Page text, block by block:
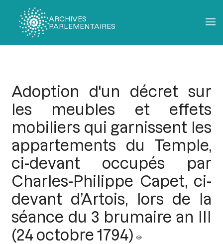
ARCHIVES
PARLEMENTAIRES
Adoption d'un décret sur
les meubles et effets
mobiliers qui garnissent les
appartements du Temple,
ci-devant occupés par
Charles-Philippe Capet, ci-
devant d’Artois, lors de la
séance du 3 brumaire an III
(24 octobre 1794)